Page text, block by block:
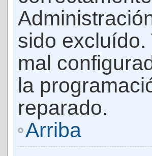
sido excluído.
mal
la
reparado.
Arriba